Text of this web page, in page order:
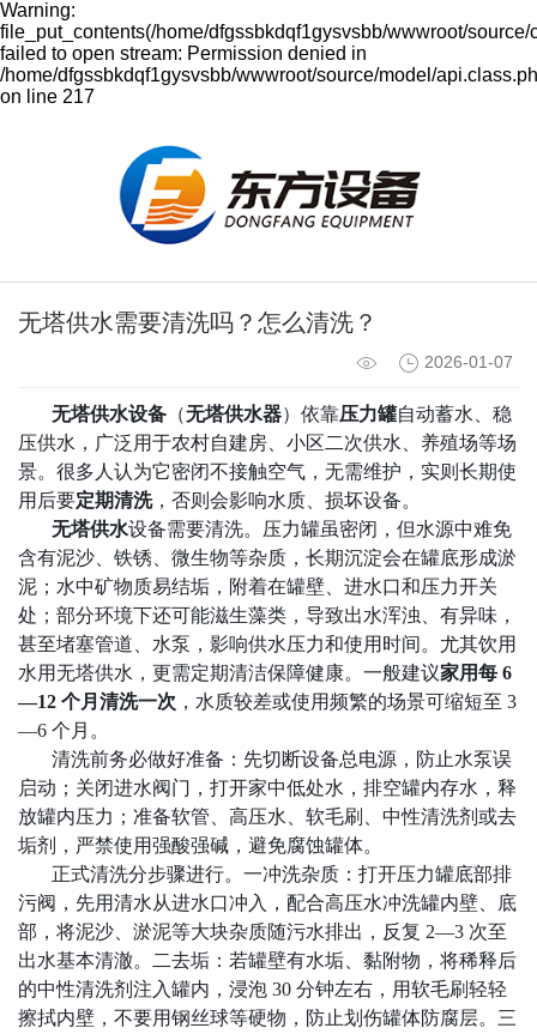
Warning:
file_put_contents(/home/dfgssbkdqf1gysvsbb/wwwroot/
failed to open stream: Permission denied in
/home/dfgssbkdqf1gysvsbb/wwwroot/source/model/
on line 217
无塔供水需要清洗吗？怎么清洗？
2026-01-07
无塔供水设备 （无塔供水器）依靠压力罐自动蓄水、稳
压供水，广泛用于农村自建房、小区二次供水、养殖场等场
景。很多人认为它密闭不接触空气，无需维护，实则长期使
用后要定期清洗，否则会影响水质、损坏设备。
无塔供水设备需要清洗。压力罐虽密闭，但水源中难免
含有泥沙、铁锈、微生物等杂质，长期沉淀会在罐底形成淤
泥；水中矿物质易结垢，附着在罐壁、进水口和压力开关
处；部分环境下还可能滋生藻类，导致出水浑浊、有异味，
甚至堵塞管道、水泵，影响供水压力和使用时间。尤其饮用
水用无塔供水，更需定期清洁保障健康。一般建议家用每 6
—12 个月清洗一次 ，水质较差或使用频繁的场景可缩短至 3
—6 个月。
清洗前务必做好准备：先切断设备总电源，防止水泵误
启动；关闭进水阀门，打开家中低处水，排空罐内存水，释
放罐内压力；准备软管、高压水、软毛刷、中性清洗剂或去
垢剂，严禁使用强酸强碱，避免腐蚀罐体。
正式清洗分步骤进行。一冲洗杂质：打开压力罐底部排
污阀，先用清水从进水口冲入，配合高压水冲洗罐内壁、底
部，将泥沙、淤泥等大块杂质随污水排出，反复 2—3 次至
出水基本清澈。二去垢：若罐壁有水垢、黏附物，将稀释后
的中性清洗剂注入罐内，浸泡 30 分钟左右，用软毛刷轻轻
擦拭内壁，不要用钢丝球等硬物，防止划伤罐体防腐层。三